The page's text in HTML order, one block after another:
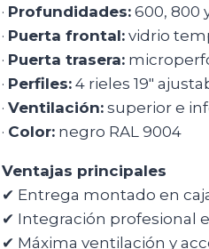
· Profundidades: 600, 800
· Puerta frontal: vidrio
· Puerta trasera:
· Perfiles: 4 rieles 19″
·Ventilación: superior e
· Color: negro RAL 9004
Ventajas principales
✔ Entrega montado en
✔ Integración profesional
✔ Máxima ventilación y